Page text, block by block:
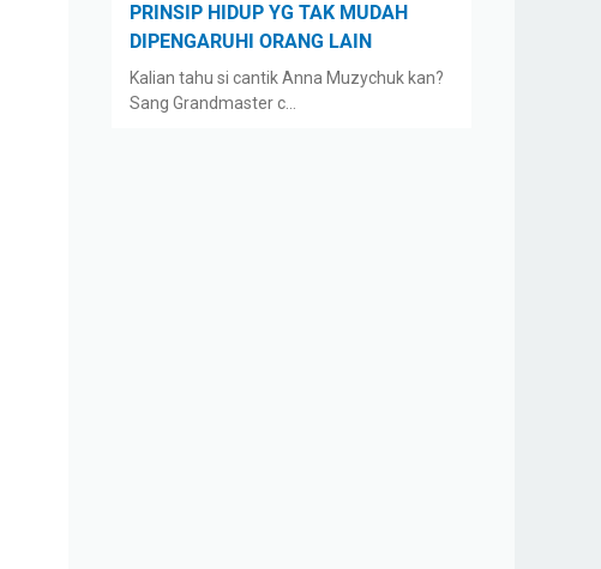
PRINSIP HIDUP YG TAK MUDAH
DIPENGARUHI ORANG LAIN
Kalian tahu si cantik Anna Muzychuk kan?
Sang Grandmaster c…